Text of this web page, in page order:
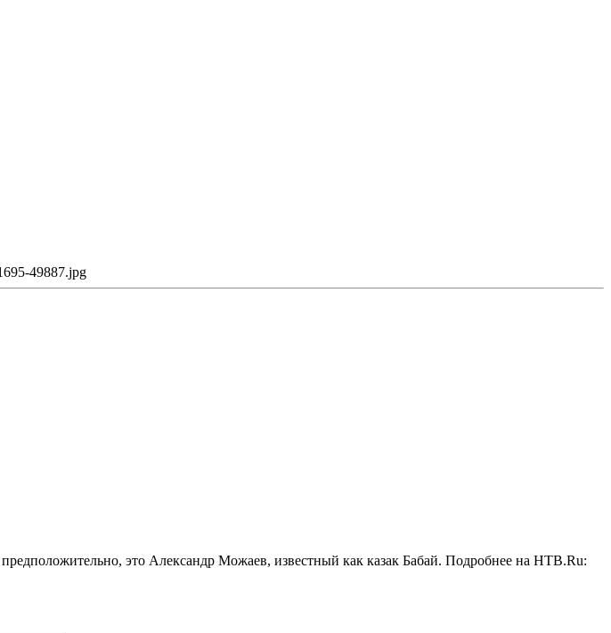
это Александр Можаев, известный как казак Бабай. Подробнее на НТВ.Ru: